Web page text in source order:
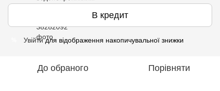
В кредит
Увійтидля відображення накопичувальної знижки
До обраного Порівняти